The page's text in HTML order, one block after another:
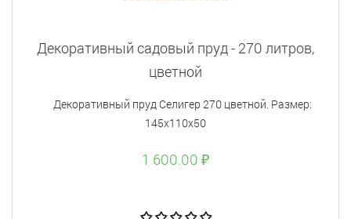
Декоративный садовый пруд - 270 литров,
цветной
Декоративный пруд Селигер 270 цветной. Размер:
145х110х50
1 600.00 ₽